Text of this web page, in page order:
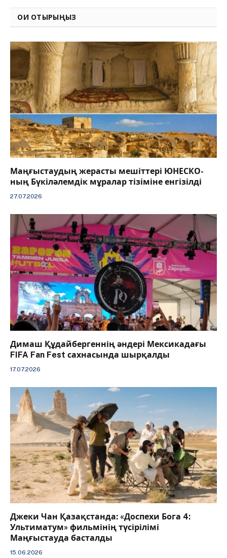
ОҚИ ОТЫРЫҢЫЗ
Маңғыстаудың жерасты мешіттері ЮНЕСКО-
ның Бүкіләлемдік мұралар тізіміне енгізілді
27.07.2026
Димаш Құдайбергеннің әндері Мексикадағы
FIFA Fan Fest сахнасында шырқалды
17.07.2026
Джеки Чан Қазақстанда: «Доспехи Бога 4:
Ультиматум» фильмінің түсірілімі
Маңғыстауда басталды
15.06.2026